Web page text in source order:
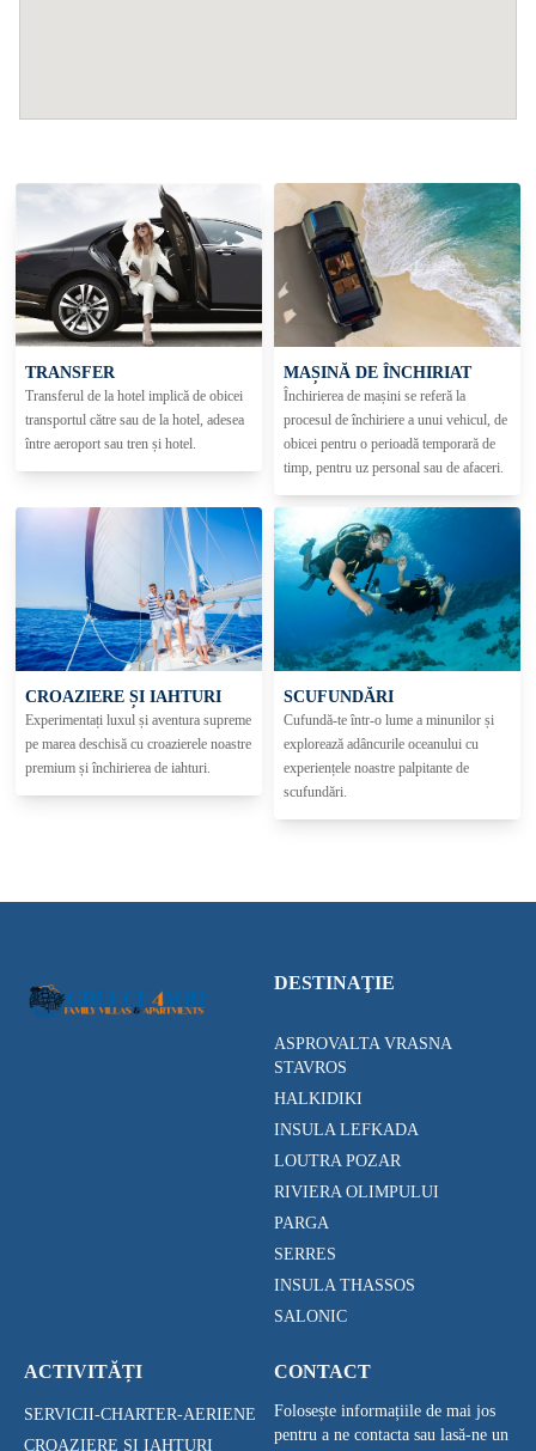
TRANSFER
Transferul de la hotel implică de obicei
transportul către sau de la hotel, adesea
între aeroport sau tren și hotel.
MAȘINĂ DE ÎNCHIRIAT
Închirierea de mașini se referă la
procesul de închiriere a unui vehicul, de
obicei pentru o perioadă temporară de
timp, pentru uz personal sau de afaceri.
CROAZIERE ȘI IAHTURI
Experimentați luxul și aventura supreme
pe marea deschisă cu croazierele noastre
premium și închirierea de iahturi.
SCUFUNDĂRI
Cufundă-te într-o lume a minunilor și
explorează adâncurile oceanului cu
experiențele noastre palpitante de
scufundări.
DESTINAŢIE
ASPROVALTA VRASNA
STAVROS
HALKIDIKI
INSULA LEFKADA
LOUTRA POZAR
RIVIERA OLIMPULUI
PARGA
SERRES
INSULA THASSOS
SALONIC
ACTIVITĂȚI
SERVICII-CHARTER-AERIENE
CROAZIERE ȘI IAHTURI
CONTACT
Folosește informațiile de mai jos
pentru a ne contacta sau lasă-ne un